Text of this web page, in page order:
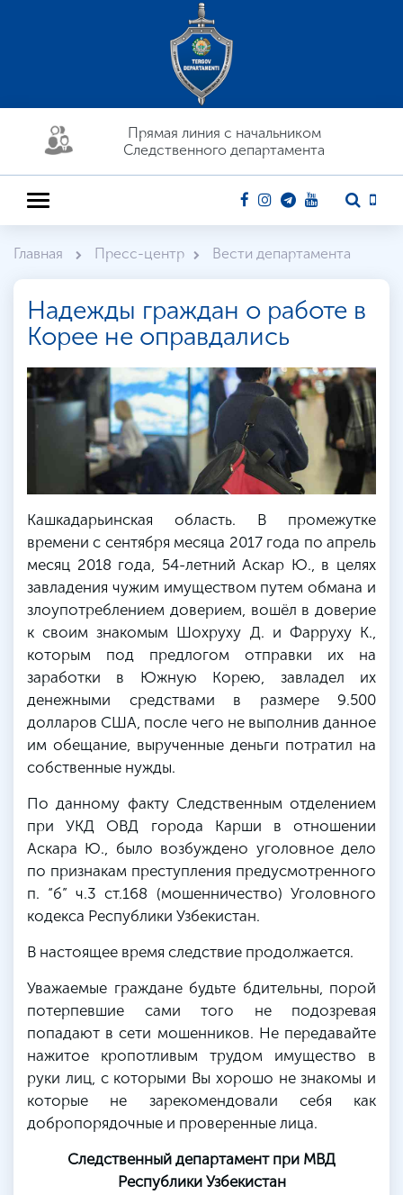
Прямая линия c начальником
Следственного департамента
Главная Пресс-центр Вести департамента
Надежды граждан о работе в
Корее не оправдались
Кашкадарьинская область. В промежутке
времени с сентября месяца 2017 года по апрель
месяц 2018 года, 54-летний Аскар Ю., в целях
завладения чужим имуществом путем обмана и
злоупотреблением доверием, вошёл в доверие
к своим знакомым Шохруху Д. и ФаррухуК.,
которым под предлогом отправки их на
заработки в Южную Корею, завладел их
денежными средствами в размере 9.500
долларов США, после чего не выполнив данное
им обещание, вырученные деньги потратил на
собственные нужды.
По данному факту Следственным отделением
приУКД ОВД города Карши в отношении
Аскара Ю., было возбуждено уголовное дело
по признакам преступления предусмотренного
п. “б” ч.3 ст.168 (мошенничество) Уголовного
кодекса Республики Узбекистан.
В настоящее время следствие продолжается.
Уважаемые граждане будьте бдительны, порой
потерпевшие сами того не подозревая
попадают в сети мошенников. Не передавайте
нажитое кропотливым трудом имущество в
руки лиц, с которыми Вы хорошо не знакомы и
которые не зарекомендовали себя как
добропорядочные и проверенные лица.
Следственный департамент при МВД
Республики Узбекистан